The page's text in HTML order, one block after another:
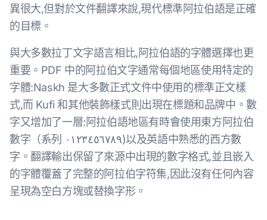
異很大,但對於文件翻譯來說,現代標準阿拉伯語是正確
的目標。
與大多數拉丁文字語言相比,阿拉伯語的字體選擇也更
重要。PDF 中的阿拉伯文字通常每個地區使用特定的
字體:Naskh 是大多數正式文件中使用的標準正文樣
式,而 Kufi 和其他裝飾樣式則出現在標題和品牌中。數
字又增加了一層:阿拉伯語地區有時會使用東方阿拉伯
數字（系列 ٠١٢٣٤٥٦٧٨٩)以及英語中熟悉的西方數
字。翻譯輸出保留了來源中出現的數字格式,並且嵌入
的字體覆蓋了完整的阿拉伯字符集,因此沒有任何內容
呈現為空白方塊或替換字形。